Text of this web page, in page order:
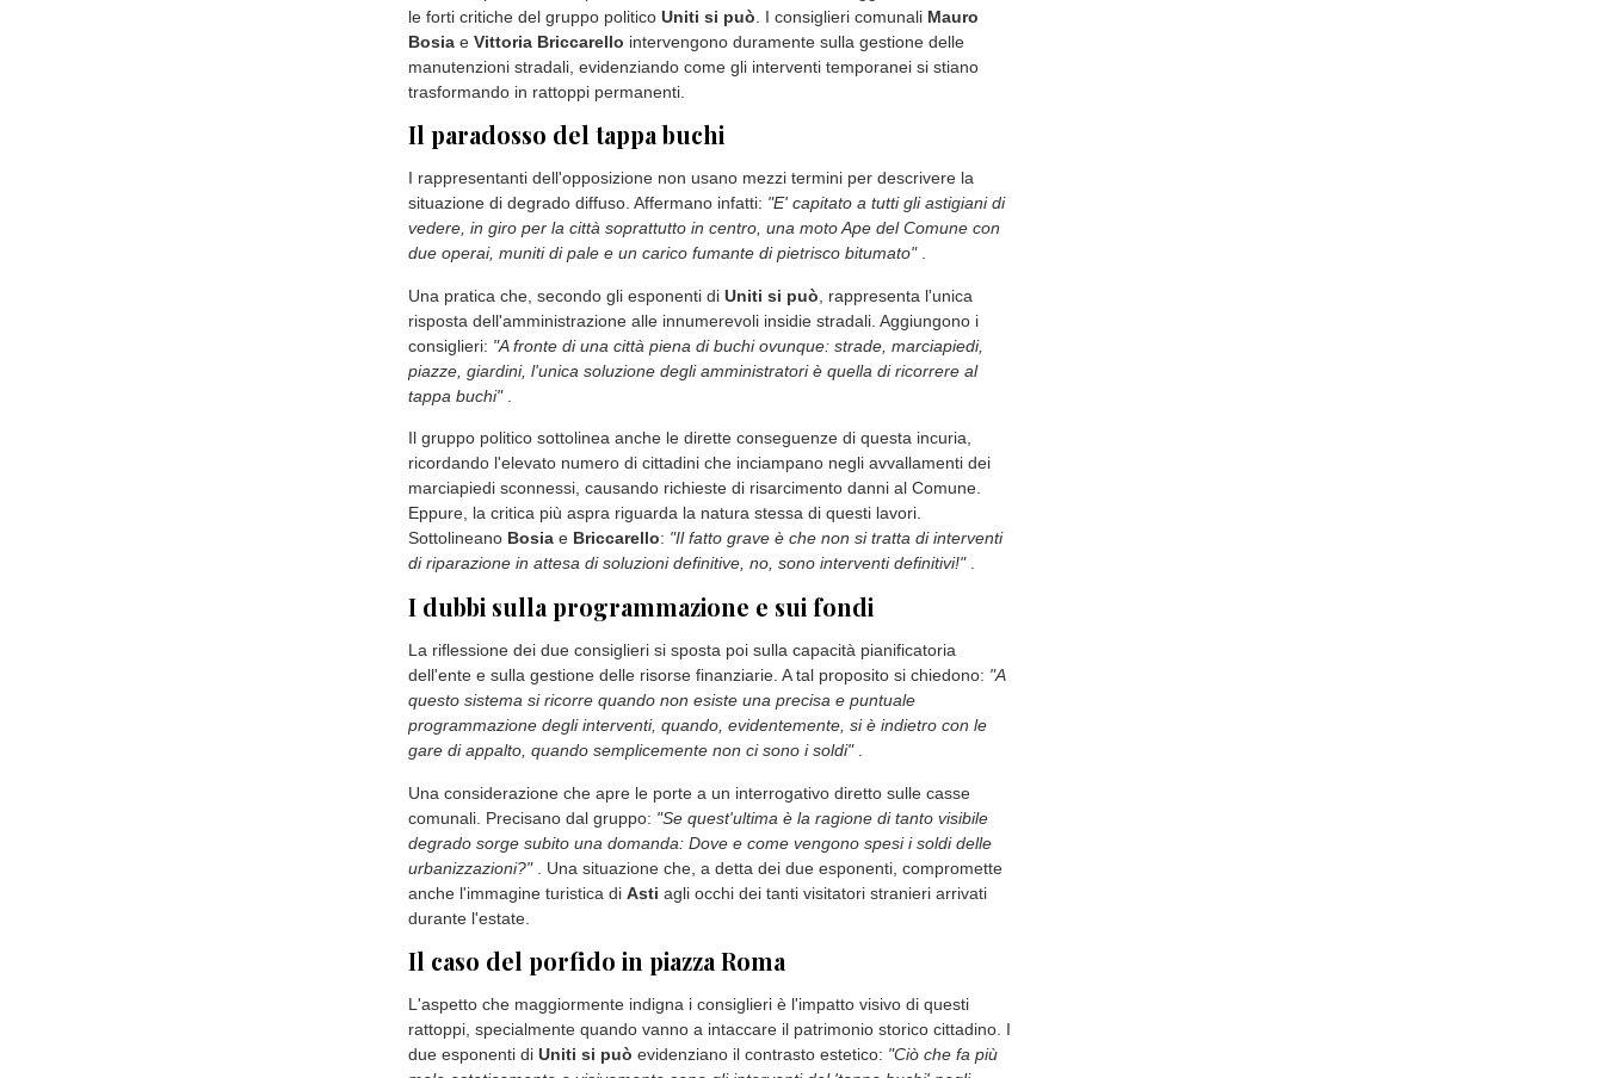
le forti critiche del gruppo politico Uniti si può . I consiglieri comunali Mauro
Bosia e Vittoria Briccarello intervengono duramente sulla gestione delle
manutenzioni stradali, evidenziando come gli interventi temporanei si stiano
trasformando in rattoppi permanenti.
Il paradosso del tappa buchi
I rappresentanti dell'opposizione non usano mezzi termini per descrivere la
situazione di degrado diffuso. Affermano infatti: "E' capitato a tutti gli astigiani di
vedere, in giro per la città soprattutto in centro, una moto Ape del Comune con
due operai, muniti di pale e un carico fumante di pietrisco bitumato".
Una pratica che, secondo gli esponenti di Uniti si può , rappresenta l'unica
risposta dell'amministrazione alle innumerevoli insidie stradali. Aggiungono i
consiglieri: "A fronte di una città piena di buchi ovunque: strade, marciapiedi,
piazze, giardini, l'unica soluzione degli amministratori è quella di ricorrere al
tappa buchi".
Il gruppo politico sottolinea anche le dirette conseguenze di questa incuria,
ricordando l'elevato numero di cittadini che inciampano negli avvallamenti dei
marciapiedi sconnessi, causando richieste di risarcimento danni al Comune.
Eppure, la critica più aspra riguarda la natura stessa di questi lavori.
Sottolineano Bosia e Briccarello: "Il fatto grave è che non si tratta di interventi
di riparazione in attesa di soluzioni definitive, no, sono interventi definitivi!".
I dubbi sulla programmazione e sui fondi
La riflessione dei due consiglieri si sposta poi sulla capacità pianificatoria
dell'ente e sulla gestione delle risorse finanziarie. A tal proposito si chiedono: "A
questo sistema si ricorre quando non esiste una precisa e puntuale
programmazione degli interventi, quando, evidentemente, si è indietro con le
gare di appalto, quando semplicemente non ci sono i soldi".
Una considerazione che apre le porte a un interrogativo diretto sulle casse
comunali. Precisano dal gruppo: "Se quest'ultima è la ragione di tanto visibile
degrado sorge subito una domanda: Dove e come vengono spesi i soldi delle
urbanizzazioni?". Una situazione che, a detta dei due esponenti, compromette
anche l'immagine turistica di Asti agli occhi dei tanti visitatori stranieri arrivati
durante l'estate.
Il caso del porfido in piazza Roma
L'aspetto che maggiormente indigna i consiglieri è l'impatto visivo di questi
rattoppi, specialmente quando vanno a intaccare il patrimonio storico cittadino. I
due esponenti di Uniti si può evidenziano il contrasto estetico: "Ciò che fa più